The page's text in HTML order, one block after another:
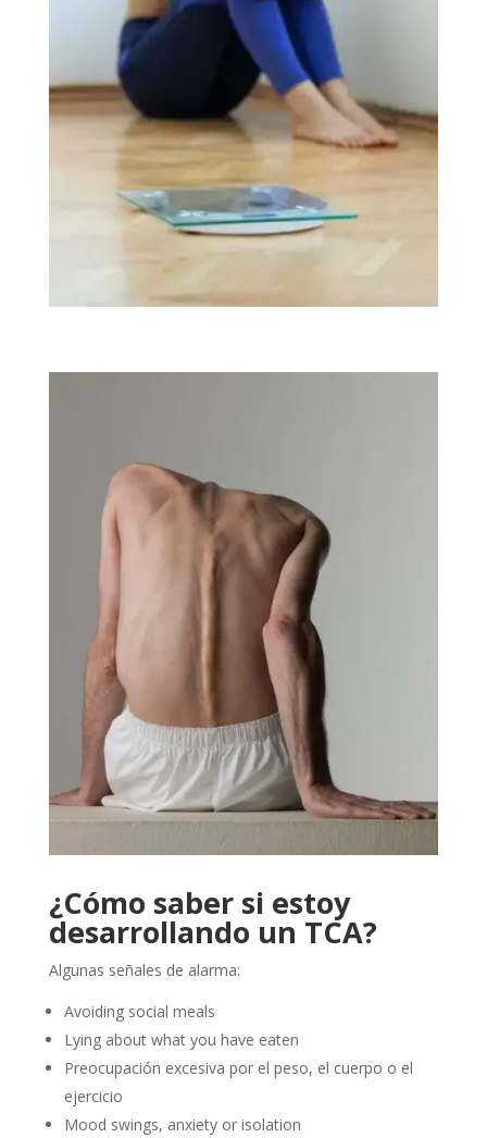
¿Cómo saber si estoy
desarrollando un TCA?
Algunas señales de alarma:
Avoiding social meals
Lying about what you have eaten
Preocupación excesiva por el peso, el cuerpo o el
ejercicio
Mood swings, anxiety or isolation